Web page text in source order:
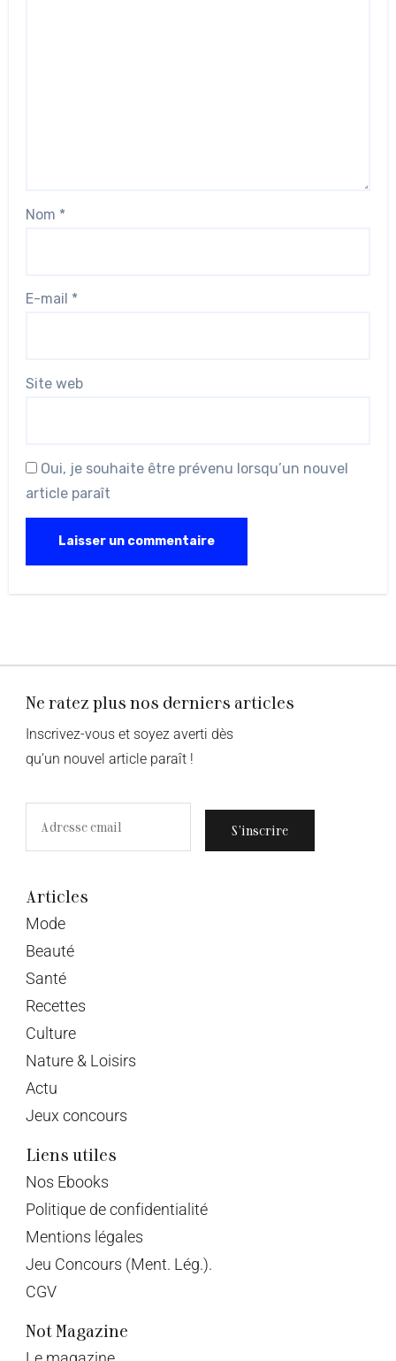
Nom *
E-mail *
Site web
Oui, je souhaite être prévenu lorsqu’un nouvel
article paraît
Ne ratez plus nos derniers articles
Inscrivez-vous et soyez averti dès
qu’un nouvel article paraît !
S’inscrire
Articles
Mode
Beauté
Santé
Recettes
Culture
Nature & Loisirs
Actu
Jeux concours
Liens utiles
Nos Ebooks
Politique de confidentialité
Mentions légales
Jeu Concours (Ment. Lég.).
CGV
Not Magazine